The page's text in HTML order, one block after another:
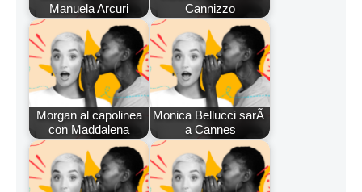
Manuela Arcuri
Cannizzo
Morgan al capolinea
con Maddalena
Monica Bellucci sarÃ
a Cannes